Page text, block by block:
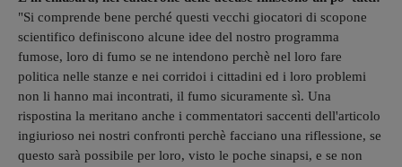
"Si comprende bene perché questi vecchi giocatori di scopone
scientifico definiscono alcune idee del nostro programma
fumose, loro di fumo se ne intendono perchè nel loro fare
politica nelle stanze e nei corridoi i cittadini ed i loro problemi
non li hanno mai incontrati, il fumo sicuramente sì. Una
rispostina la meritano anche i commentatori saccenti dell'articolo
ingiurioso nei nostri confronti perchè facciano una riflessione, se
questo sarà possibile per loro, visto le poche sinapsi, e se non